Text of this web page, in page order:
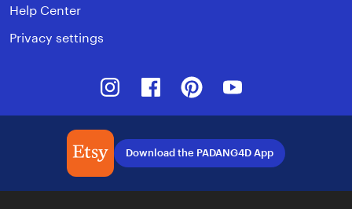
Help Center
Privacy settings
InstagramFacebookPinterest
Download the PADANG4D App